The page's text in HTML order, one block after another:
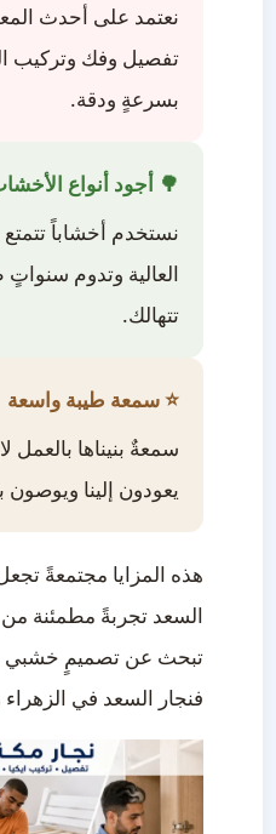
نعتمد على أحدث
تفصيل وفك وتركيب
بسرعةٍ ودقة.
🌳 أجود أنواع
نستخدم أخشاباً تتمتع
العالية وتدوم
تتهالك.
⭐ سمعة طيبة واسعة
سمعةٌ بنيناها بالعمل
يعودون إلينا
هذه المزايا مجتمعةً
السعد تجربةً مطمئنة من
تبحث عن تصميمٍ خشبي
فنجار السعد في الزهراء